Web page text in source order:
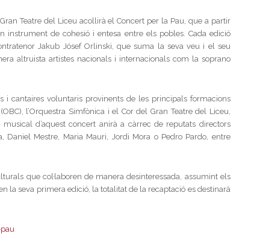
Teatre del Liceu acollirà el Concert per la Pau, que a partir
de cohesió i entesa entre els pobles. Cada edició
Jakub Jósef Orlinski, que suma la seva veu i el seu
altruista artistes nacionals i internacionals com la soprano
i cantaires voluntaris provinents de les principals formacions
l’Orquestra Simfònica i el Cor del Gran Teatre del Liceu,
d’aquest concert anirà a càrrec de reputats directors
Daniel Mestre, Maria Mauri, Jordi Mora o Pedro Pardo, entre
que col·laboren de manera desinteressada, assumint els
la seva primera edició, la totalitat de la recaptació es destinarà